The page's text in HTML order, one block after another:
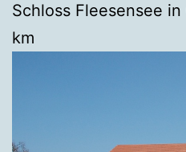
Schloss Fleesensee in
km